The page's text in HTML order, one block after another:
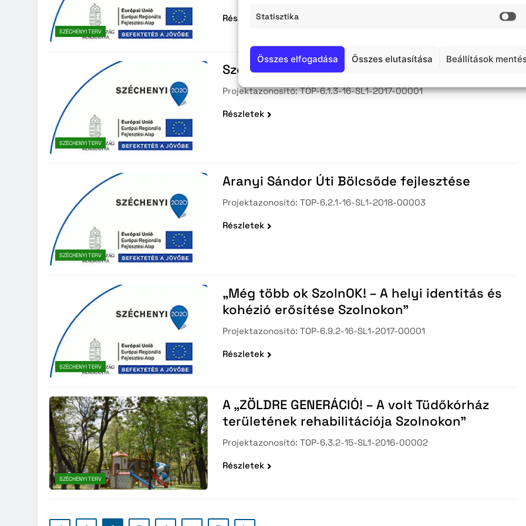
Statisztika
Összes elfogadása Összes elutasítása Beállítások
SZÉCHENYI TERV
Részletek
SZÉCHENYI TERV
Szolnoki piacterek fejlesztése
Projektazonosító: TOP-6.1.3-16-SL1-2017-00001
Részletek
SZÉCHENYI TERV
Aranyi Sándor Úti Bölcsőde fejlesztése
Projektazonosító: TOP-6.2.1-16-SL1-2018-00003
Részletek
SZÉCHENYI TERV
„Még több ok SzolnOK! – A helyi identitás és
kohézió erősítése Szolnokon”
Projektazonosító: TOP-6.9.2-16-SL1-2017-00001
Részletek
SZÉCHENYI TERV
A „ZÖLDRE GENERÁCIÓ! – A volt Tüdőkórház
területének rehabilitációja Szolnokon”
Projektazonosító: TOP-6.3.2-15-SL1-2016-00002
Részletek